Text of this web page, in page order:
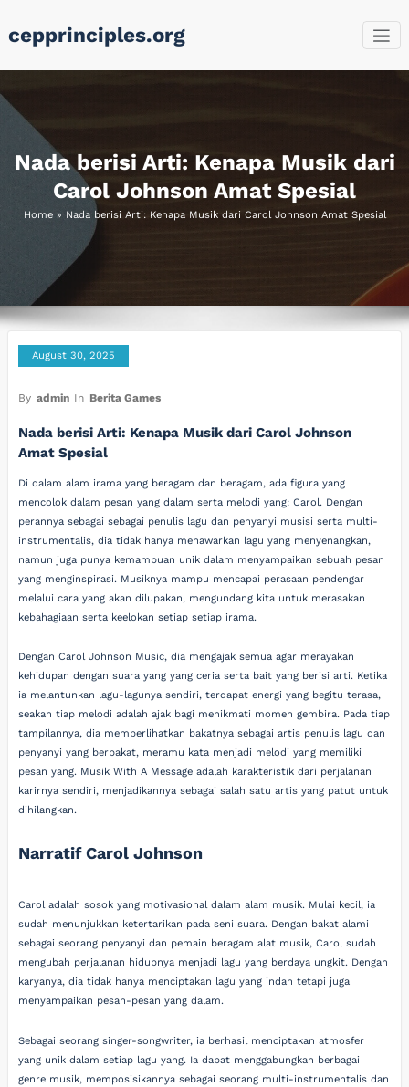
content
cepprinciples.org
Nada berisi Arti: Kenapa Musik dari
Carol Johnson Amat Spesial
Home» Nada berisi Arti: Kenapa Musik dari Carol Johnson Amat Spesial
August 30, 2025
By admin In Berita Games
Nada berisi Arti: Kenapa Musik dari Carol Johnson
Amat Spesial
Di dalam alam irama yang beragam dan beragam, ada figura yang
mencolok dalam pesan yang dalam serta melodi yang: Carol. Dengan
perannya sebagai sebagai penulis lagu dan penyanyi musisi serta multi-
instrumentalis, dia tidak hanya menawarkan lagu yang menyenangkan,
namun juga punya kemampuan unik dalam menyampaikan sebuah pesan
yang menginspirasi. Musiknya mampu mencapai perasaan pendengar
melalui cara yang akan dilupakan, mengundang kita untuk merasakan
kebahagiaan serta keelokan setiap setiap irama.
Dengan Carol Johnson Music, dia mengajak semua agar merayakan
kehidupan dengan suara yang yang ceria serta bait yang berisi arti. Ketika
ia melantunkan lagu-lagunya sendiri, terdapat energi yang begitu terasa,
seakan tiap melodi adalah ajak bagi menikmati momen gembira. Pada tiap
tampilannya, dia memperlihatkan bakatnya sebagai artis penulis lagu dan
penyanyi yang berbakat, meramu kata menjadi melodi yang memiliki
pesan yang. Musik With A Message adalah karakteristik dari perjalanan
karirnya sendiri, menjadikannya sebagai salah satu artis yang patut untuk
dihilangkan.
Narratif Carol Johnson
Carol adalah sosok yang motivasional dalam alam musik. Mulai kecil, ia
sudah menunjukkan ketertarikan pada seni suara. Dengan bakat alami
sebagai seorang penyanyi dan pemain beragam alat musik, Carol sudah
mengubah perjalanan hidupnya menjadi lagu yang berdaya ungkit. Dengan
karyanya, dia tidak hanya menciptakan lagu yang indah tetapi juga
menyampaikan pesan-pesan yang dalam.
Sebagai seorang singer-songwriter, ia berhasil menciptakan atmosfer
yang unik dalam setiap lagu yang. Ia dapat menggabungkan berbagai
genre musik, memposisikannya sebagai seorang multi-instrumentalis dan